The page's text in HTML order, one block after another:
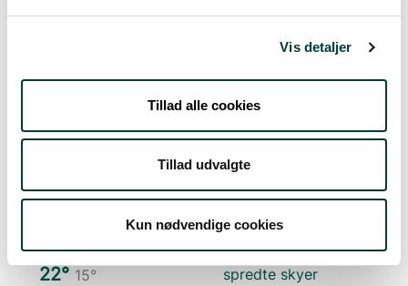
Vis detaljer
Tillad alle cookies
Tillad udvalgte
Kun nødvendige cookies
Lør. 8.Aug
spredte skyer
22° 15° spredte skyer